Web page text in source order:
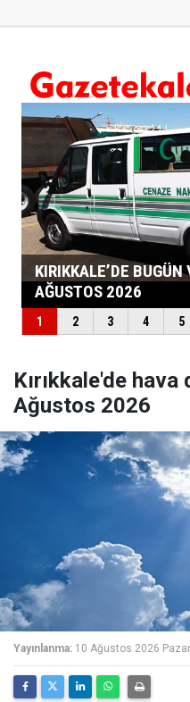
Kırıkkale'de hava
Ağustos 2026
Yayınlanma: 10 Ağustos 2026